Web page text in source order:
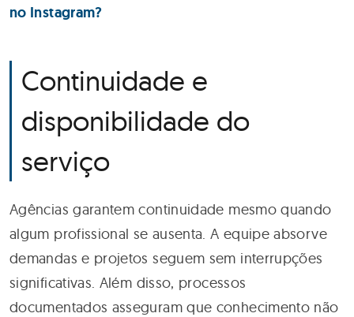
no Instagram?
Continuidade e
disponibilidade do
serviço
Agências garantem continuidade mesmo quando
algum profissional se ausenta. A equipe absorve
demandas e projetos seguem sem interrupções
significativas. Além disso, processos
documentados asseguram que conhecimento não